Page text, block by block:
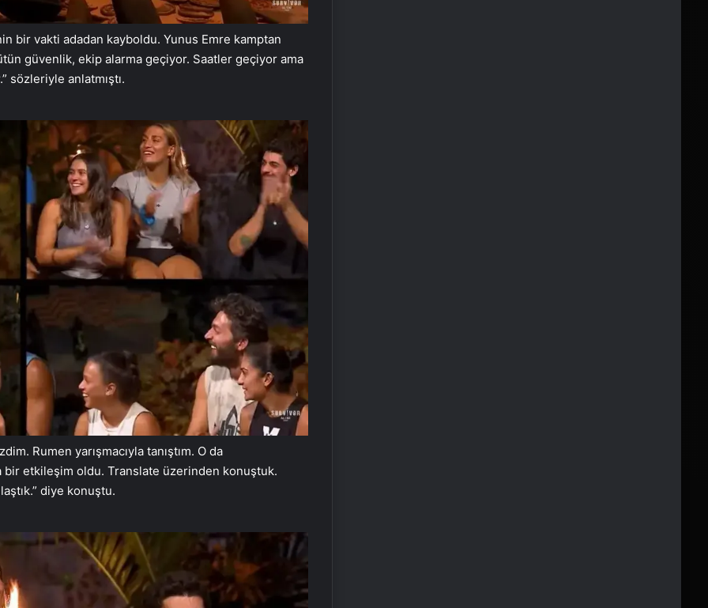
bir vakti adadan kayboldu. Yunus Emre kamptan
güvenlik, ekip alarma geçiyor. Saatler geçiyor ama
sözleriyle anlatmıştı.
Rumen yarışmacıyla tanıştım. O da
etkileşim oldu. Translate üzerinden konuştuk.
diye konuştu.